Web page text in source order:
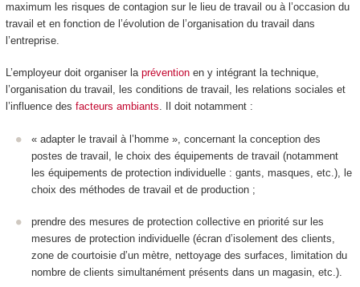
maximum les risques de contagion sur le lieu de travail ou à l’occasion du
travail et en fonction de l’évolution de l’organisation du travail dans
l’entreprise.
L’employeur doit organiser la préventionen y intégrant la technique,
l’organisation du travail, les conditions de travail, les relations sociales et
l’influence des facteurs ambiants. Il doit notamment :
« adapter le travail à l’homme », concernant la conception des
postes de travail, le choix des équipements de travail (notamment
les équipements de protection individuelle : gants, masques, etc.), le
choix des méthodes de travail et de production ;
prendre des mesures de protection collective en priorité sur les
mesures de protection individuelle (écran d’isolement des clients,
zone de courtoisie d’un mètre, nettoyage des surfaces, limitation du
nombre de clients simultanément présents dans un magasin, etc.).